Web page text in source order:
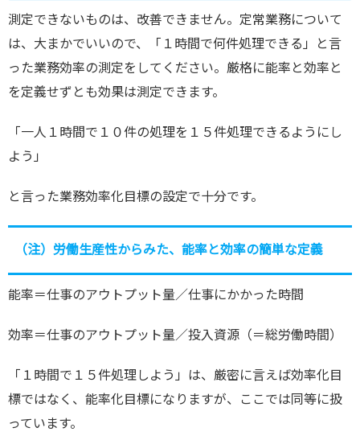
測定できないものは、改善できません。定常業務について
は、大まかでいいので、「１時間で何件処理できる」と言
った業務効率の測定をしてください。厳格に能率と効率と
を定義せずとも効果は測定できます。
「一人１時間で１０件の処理を１５件処理できるようにし
よう」
と言った業務効率化目標の設定で十分です。
（注）労働生産性からみた、能率と効率の簡単な定義
能率＝仕事のアウトプット量／仕事にかかった時間
効率＝仕事のアウトプット量／投入資源（＝総労働時間）
「１時間で１５件処理しよう」は、厳密に言えば効率化目
標ではなく、能率化目標になりますが、ここでは同等に扱
っています。